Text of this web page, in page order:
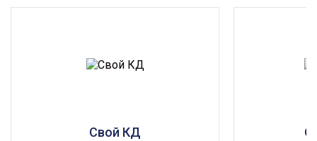
Свой КД